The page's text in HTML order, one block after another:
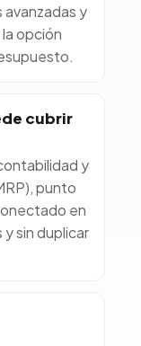
y
opción
cubrir
y
punto
en
sin duplicar